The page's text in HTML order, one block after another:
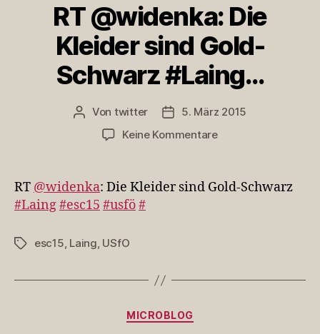
RT @widenka: Die
Kleider sind Gold-
Schwarz #Laing…
Beitragsautor
Von twitter Veröffentlichungsdatum
5. März 2015
Keine Kommentarezu
Die
RT @widenka: Die Kleider sind Gold-Schwarz
#Laing#esc15 #usfö#
Schlagwörter
esc15, Laing, USfO
Kategorien
MICROBLOG